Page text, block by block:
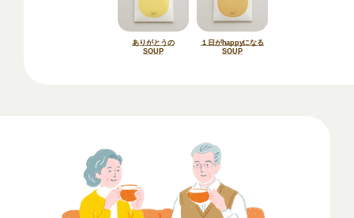
ありがとうの
SOUP
１日がhappyになる
SOUP